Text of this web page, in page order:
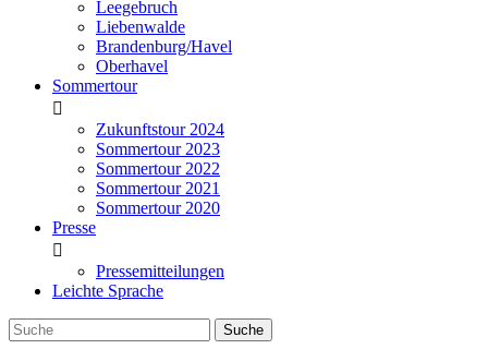
Leegebruch
Liebenwalde
Brandenburg/Havel
Oberhavel
Sommertour
Zukunftstour 2024
Sommertour 2023
Sommertour 2022
Sommertour 2021
Sommertour 2020
Presse
Pressemitteilungen
Leichte Sprache